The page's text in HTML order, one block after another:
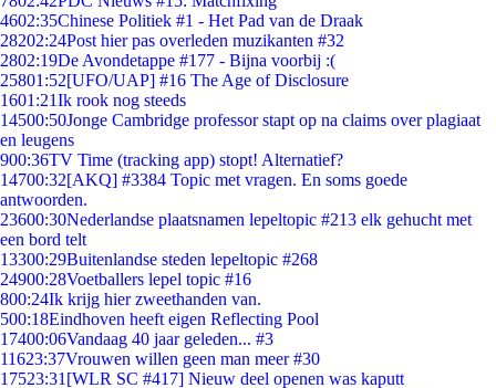
4602:35Chinese Politiek #1 - Het Pad van de Draak
28202:24Post hier pas overleden muzikanten #32
2802:19De Avondetappe #177 - Bijna voorbij :(
25801:52[UFO/UAP] #16 The Age of Disclosure
1601:21Ik rook nog steeds
14500:50Jonge Cambridge professor stapt op na claims over plagiaat
en leugens
900:36TV Time (tracking app) stopt! Alternatief?
14700:32[AKQ] #3384 Topic met vragen. En soms goede
antwoorden.
23600:30Nederlandse plaatsnamen lepeltopic #213 elk gehucht met
een bord telt
13300:29Buitenlandse steden lepeltopic #268
24900:28Voetballers lepel topic #16
800:24Ik krijg hier zweethanden van.
500:18Eindhoven heeft eigen Reflecting Pool
17400:06Vandaag 40 jaar geleden... #3
11623:37Vrouwen willen geen man meer #30
17523:31 [WLR SC #417] Nieuw deel openen was kaputt